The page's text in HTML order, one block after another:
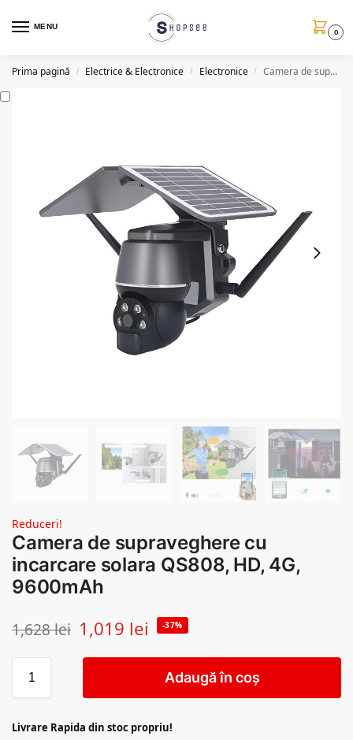
MENU
0
Prima pagină / Electrice & Electronice / Electronice / Camera de supraveghere cu incarcare solara QS808, HD, 4G, 9600mAh
Reduceri!
Camera de supraveghere cu
incarcare solara QS808, HD, 4G,
9600mAh
1,628lei 1,019 lei -37%
Adaugă în coș
Livrare Rapida din stoc propriu!